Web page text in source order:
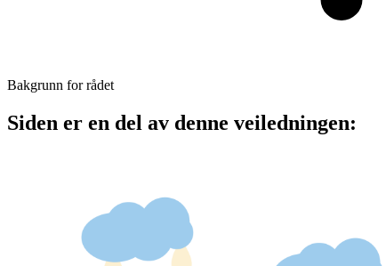
Bakgrunn for rådet
Siden er en del av denne veiledningen: